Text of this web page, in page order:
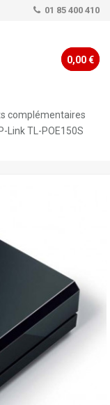
01 85 400 410
0,00 €
complémentaires
Link TL-POE150S